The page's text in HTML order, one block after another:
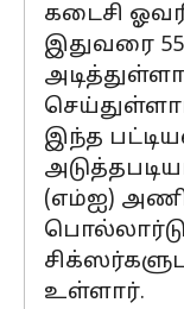
கடைசி
இதுவரை
இந்த
(எம்ஐ)
பொல்லார்டு
உள்ளார்.